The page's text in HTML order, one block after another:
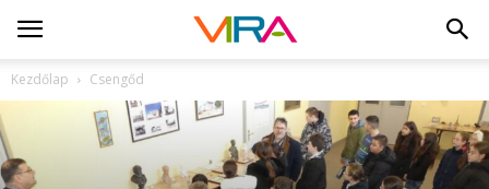
Kezdőlap Csengőd